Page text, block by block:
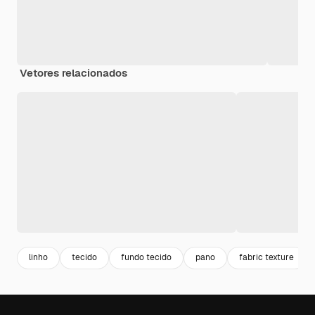
Vetores relacionados
linho tecido fundo tecido pano fabric texture